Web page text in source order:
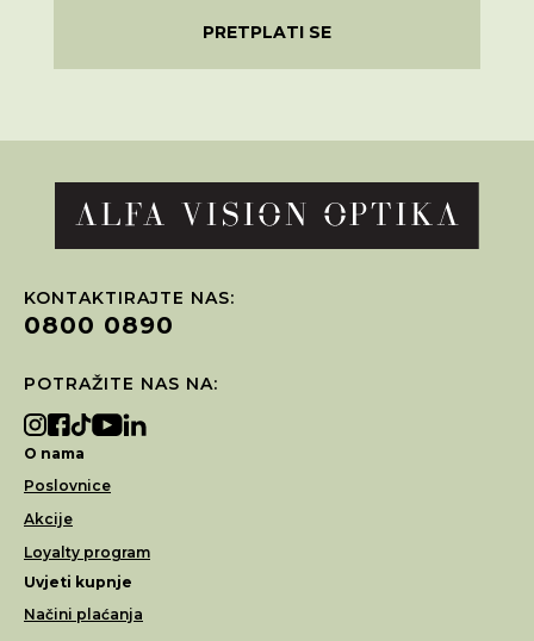
PRETPLATI SE
KONTAKTIRAJTE NAS:
0800 0890
POTRAŽITE NAS NA:
O nama
Poslovnice
Akcije
Loyalty program
Uvjeti kupnje
Načini plaćanja